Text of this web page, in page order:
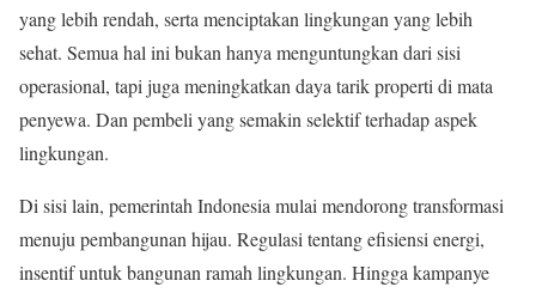
yang lebih rendah, serta menciptakan lingkungan yang lebih
sehat. Semua hal ini bukan hanya menguntungkan dari sisi
operasional, tapi juga meningkatkan daya tarik properti di mata
penyewa. Dan pembeli yang semakin selektif terhadap aspek
lingkungan.
Di sisi lain, pemerintah Indonesia mulai mendorong transformasi
menuju pembangunan hijau. Regulasi tentang efisiensi energi,
insentif untuk bangunan ramah lingkungan. Hingga kampanye